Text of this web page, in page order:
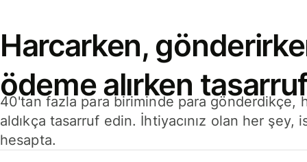
Harcarken,
ödeme alırken
40'tan fazla para biriminde para gönderdikçe,
aldıkça tasarruf edin. İhtiyacınız olan her
hesapta.